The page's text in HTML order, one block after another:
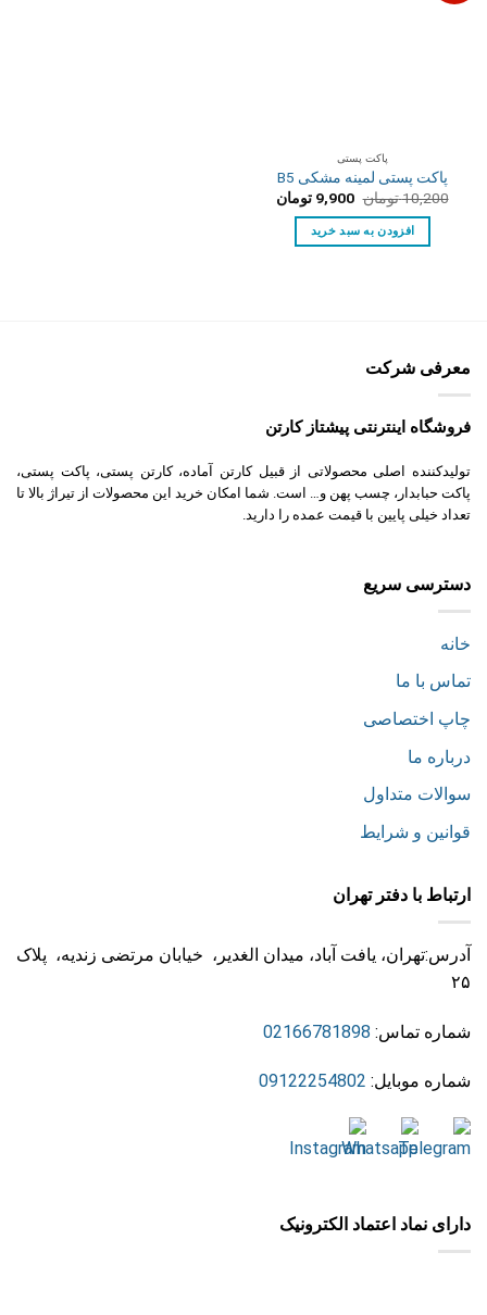
پاکت پستی
پاکت پستی لمینه مشکی B5
10,200تومان قیمت
اصلی:
10,200 تومان
بود.
9,900 تومانقیمت
فعلی:
افزودن به سبد خرید
معرفی شرکت
فروشگاه اینترنتی پیشتاز کارتن
تولیدکننده اصلی محصولاتی از قبیل کارتن آماده، کارتن پستی، پاکت پستی،
پاکت حبابدار، چسب پهن و… است. شما امکان خرید این محصولات از تیراژ بالا تا
تعداد خیلی پایین با قیمت عمده را دارید.
دسترسی سریع
خانه
تماس با ما
چاپ اختصاصی
درباره ما
سوالات متداول
قوانین و شرایط
ارتباط با دفتر تهران
آدرس:تهران، یافت آباد، میدان الغدیر، خیابان مرتضی زندیه، پلاک
۲۵
شماره تماس: 02166781898
شماره موبایل: 09122254802
دارای نماد اعتماد الکترونیک